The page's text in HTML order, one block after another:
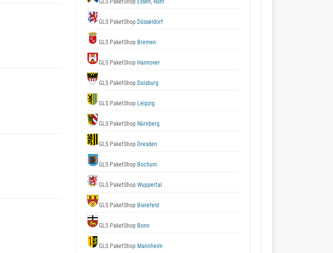
GLS PaketShop Essen, Ruhr
GLS PaketShop Düsseldorf
GLS PaketShop Bremen
GLS PaketShop Hannover
GLS PaketShop Duisburg
GLS PaketShop Leipzig
GLS PaketShop Nürnberg
GLS PaketShop Dresden
GLS PaketShop Bochum
GLS PaketShop Wuppertal
GLS PaketShop Bielefeld
GLS PaketShop Bonn
GLS PaketShop Mannheim